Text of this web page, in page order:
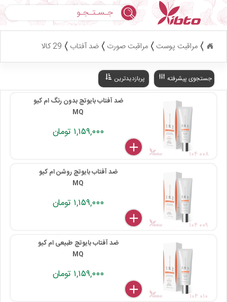
جستجو
مراقبت پوست مراقبت صورت ضد آفتاب 29 کالا
جستجوی پیشرفته پربازدیدترین
ضد آفتاب بایوتچ بدون رنگ ام کیو
MQ
۱,۱۵۹,۰۰۰ تومان
delete
remove
add
۱۰۴ ۰۰۸
ضد آفتاب بایوتچ روشن ام کیو
MQ
۱,۱۵۹,۰۰۰ تومان
delete
remove
add
۱۰۴ ۰۰۹
ضد آفتاب بایوتچ طبیعی ام کیو
MQ
۱,۱۵۹,۰۰۰ تومان
delete
remove
add
۱۰۴ ۰۱۰